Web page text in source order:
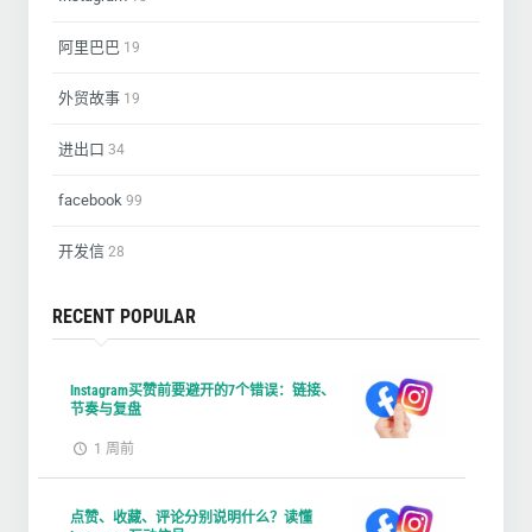
阿里巴巴 19
外贸故事 19
进出口 34
facebook 99
开发信 28
RECENT POPULAR
Instagram买赞前要避开的7个错误：链接、
节奏与复盘
1 周前
点赞、收藏、评论分别说明什么？读懂